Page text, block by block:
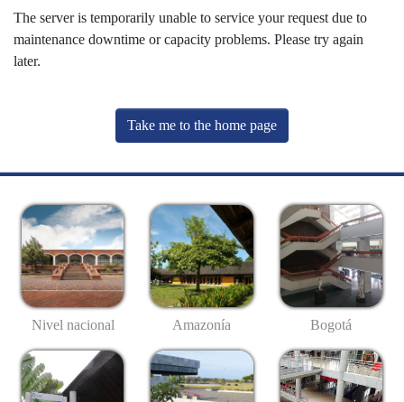
The server is temporarily unable to service your request due to
maintenance downtime or capacity problems. Please try again
later.
Take me to the home page
Nivel nacional Amazonía Bogotá